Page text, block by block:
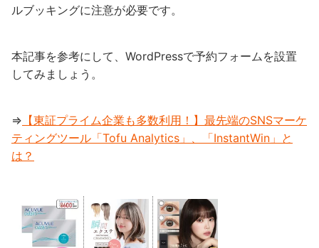
ルブッキングに注意が必要です。
本記事を参考にして、WordPressで予約フォームを設置
してみましょう。
⇒ 【東証プライム企業も多数利用！】最先端のSNSマーケ
ティングツール「Tofu Analytics」、「InstantWin」と
は？